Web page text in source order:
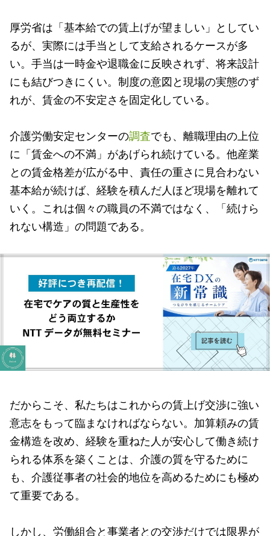
厚労省は「基本給での賃上げが望ましい」としてい
るが、実際には手当として支給されるケースが多
い。手当は一時金や退職金に反映されず、将来設計
にも結びつきにくい。制度の意図と現場の実態のず
れが、賃金の不安定さを固定化している。
介護労働安定センターの調査でも、離職理由の上位
に「賃金への不満」があげられ続けている。他産業
との賃金格差が広がる中、責任の重さに見合わない
基本給が続けば、経験を積んだ人ほど現場を離れて
いく。これは個々の職員の不満ではなく、「続けら
れない構造」の問題である。
だからこそ、私たちはこれからの賃上げ交渉に強い
意志をもって臨まなければならない。加算頼みの賃
金構造を改め、経験を重ねた人が安心して働き続け
られる体系を築くことは、介護の質を守るために
も、介護従事者の社会的地位を高めるためにも極め
て重要である。
しかし、労働組合と事業者との交渉だけでは限界が